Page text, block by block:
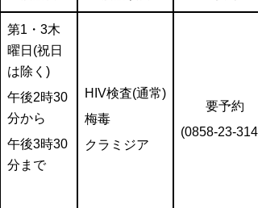
第1・3木
曜日(祝日
は除く)
午後2時30
分から
午後3時30
分まで
HIV検査(通常)
梅毒
クラミジア
要予約
(0858-23-